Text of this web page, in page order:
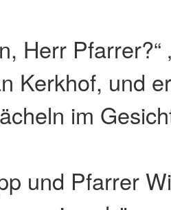
Herr Pfarrer?“
Kerkhof, und
im
und Pfarrer